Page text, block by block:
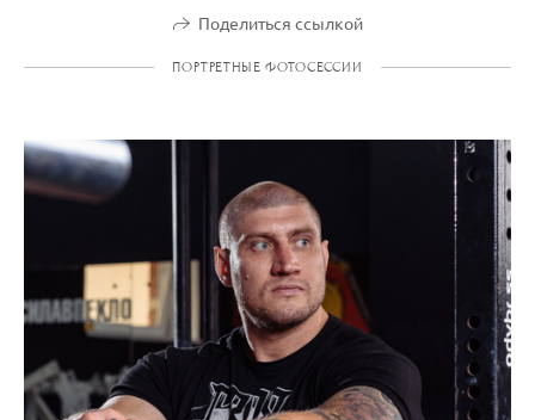
Поделиться ссылкой
ПОРТРЕТНЫЕ ФОТОСЕССИИ